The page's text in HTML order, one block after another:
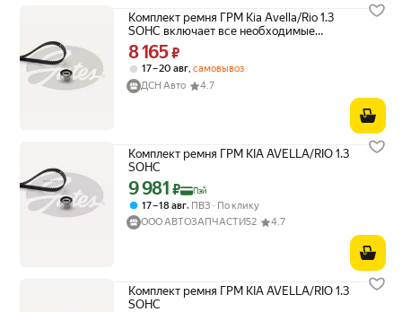
Комплект ремня ГРМ Kia Avella/Rio 1.3
SOHC включает все необходимые
компоненты для замены
Цена 8165 ₽ вместо
8 165₽
17 – 20 авг самовывоз
ДСН Авто
4.7
Комплект ремня ГРМ KIA AVELLA/RIO 1.3
SOHC
Цена с картой Яндекс Пэй 9981 ₽ вместо
9 981 ₽ Пэй
17 – 18 авг, ПВЗ
По клику
ООО АВТОЗАПЧАСТИ52
4.7
Комплект ремня ГРМ KIA AVELLA/RIO 1.3
SOHC